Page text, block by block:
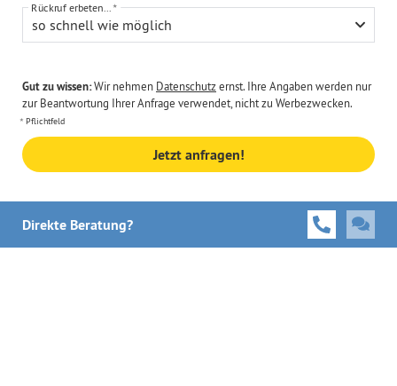
so schnell wie möglich
Rückruf erbeten...
Gut zu wissen:Wir nehmen Datenschutzernst. Ihre Angaben werden nur
zur Beantwortung Ihrer Anfrage verwendet, nicht zu Werbezwecken.
Pflichtfeld
Jetzt anfragen!
Direkte Beratung?